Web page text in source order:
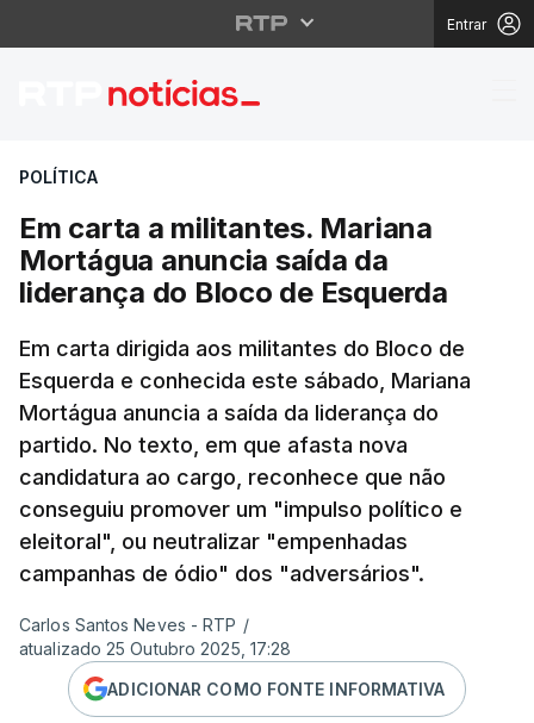
Entrar
Em carta a militantes.
POLÍTICA
Em carta a militantes. Mariana
Mortágua anuncia saída da
liderança do Bloco de Esquerda
Em carta dirigida aos militantes do Bloco de
Esquerda e conhecida este sábado, Mariana
Mortágua anuncia a saída da liderança do
partido. No texto, em que afasta nova
candidatura ao cargo, reconhece que não
conseguiu promover um "impulso político e
eleitoral", ou neutralizar "empenhadas
campanhas de ódio" dos "adversários".
Carlos Santos Neves - RTP /
atualizado 25 Outubro 2025, 17:28
ADICIONAR COMO FONTE INFORMATIVA